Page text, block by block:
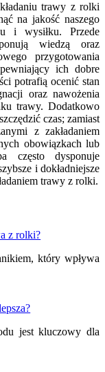
trawy z rolki
na jakość naszego
i wysiłku. Przede
wiedzą oraz
przygotowania
ich dobre
potrafią ocenić stan
oraz nawożenia
trawy. Dodatkowo
czas; zamiast
z zakładaniem
obowiązkach lub
często dysponuje
i dokładniejsze
trawy z rolki.
z rolki?
który wpływa
jest kluczowy dla